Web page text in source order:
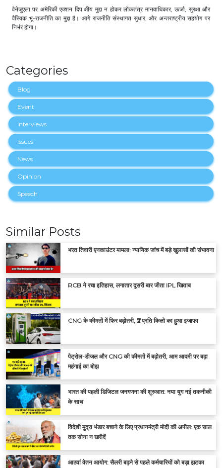
वेनेजुएला पर अमेरिकी एक्शन दिप क्षीय मुद्दा न होकर लोकतंत्र मानवाधिकार, ऊर्जा, सुरक्षा और
वैस्विक भू-राजनीति का मुद्दा है। आगे राजनीति संस्थागत सुधार, और अन्तराष्ट्रीय सहयोग पर
निर्भर होगा।
Categories
Blog
Event
Interviews
Issues
News
Opinion
Speech
Similar Posts
भरत तिवारी एनकाउंटर मामला: न्यायिक जांच में बड़े खुलासों की संभावना
RCB ने रचा इतिहास, लगातार दूसरी बार जीता IPL खिताब
CNG के कीमतों में फिर बढ़ोतरी, ₹2 प्रति किलो का हुआ इजाफा
पेट्रोल-डीजल और CNG की कीमतों में बढ़ोतरी, आम आदमी पर बढ़ा
महंगाई का बोझ
भारत की पहली डिजिटल जनगणना की शुरुआत: नया युग नई तकनीकी
के साथ
विदेशी मुद्रा भंडार बचाने के लिए प्रधानमंत्री मोदी की अपील: एक साल
तक सोना न खरीदें
आठवां वेतन आयोग: सैलरी बढ़ने से पहले कर्मचारियों को बड़ा झटका